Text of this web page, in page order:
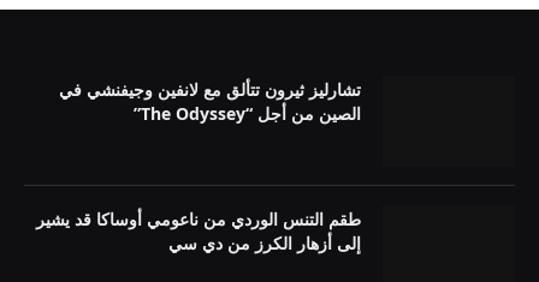
تشارليز ثيرون تتألق مع لانفين وجيفنشي في
الصين من أجل “The Odyssey”
طقم التنس الوردي من ناعومي أوساكا قد يشير
إلى أزهار الكرز من دي سي